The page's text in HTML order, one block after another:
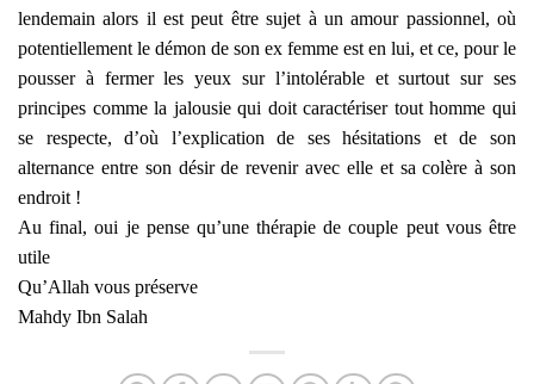
lendemain alors il est peut être sujet à un amour passionnel, où
potentiellement le démon de son ex femme est en lui, et ce, pour le
pousser à fermer les yeux sur l’intolérable et surtout sur ses
principes comme la jalousie qui doit caractériser tout homme qui
se respecte, d’où l’explication de ses hésitations et de son
alternance entre son désir de revenir avec elle et sa colère à son
endroit !
Au final, oui je pense qu’une thérapie de couple peut vous être
utile
Qu’Allah vous préserve
Mahdy Ibn Salah